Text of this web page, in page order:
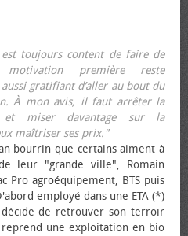
toujours content de faire de
première reste
gratifiant d’aller au bout du
À mon avis, il faut arrêter la
et miser davantage sur la
maîtriser ses prix."
bourrin que certains aiment à
leur "grande ville", Romain
Pro agroéquipement, BTS puis
employé dans une ETA (*)
de retrouver son terroir
une exploitation en bio